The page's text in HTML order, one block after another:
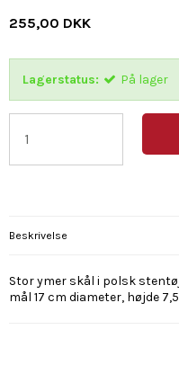
255,00 DKK
Lagerstatus: På lager
Beskrivelse
Stor ymer skål i polsk
mål 17 cm diameter, højde